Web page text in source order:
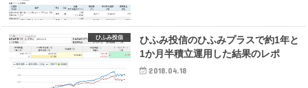
ひふみ投信
ひふみ投信のひふみプラスで約1年と
1か月半積立運用した結果のレポ
2018.04.18